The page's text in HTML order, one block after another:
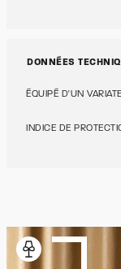
DONNÉES
ÉQUIPÉ D'UN
INDICE DE